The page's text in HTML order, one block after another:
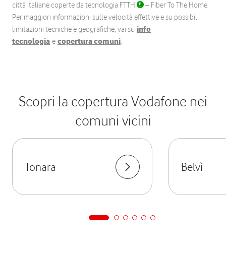
città italiane coperte da tecnologia FTTH
– Fiber To The Home.
Per maggiori informazioni sulle velocità effettive e su possibili
limitazioni tecniche e geografiche, vai su info
tecnologia e copertura comuni.
Scopri la copertura Vodafone nei
comuni vicini
Tonara Belvì